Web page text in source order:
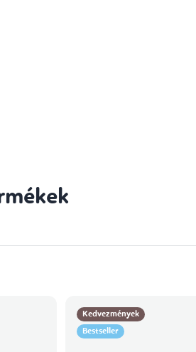
Kedvezmények
Bestseller